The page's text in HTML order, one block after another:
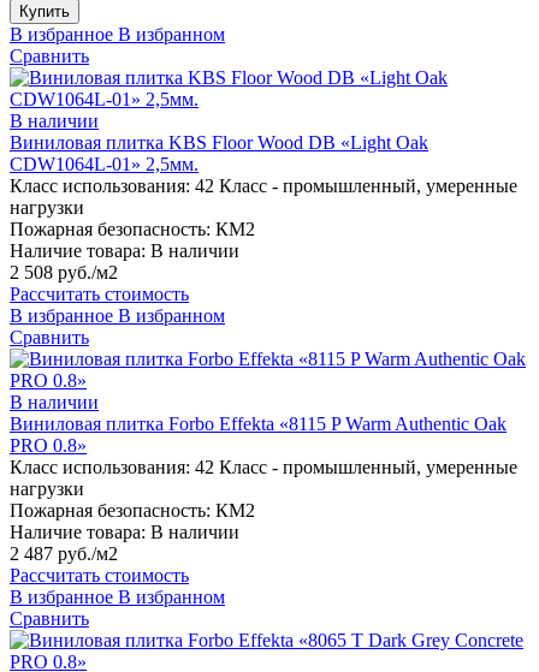
Купить
В избранное В избранном
Сравнить
В наличии
Виниловая плитка KBS Floor Wood DB «Light Oak
CDW1064L-01» 2,5мм.
Класс использования: 42 Класс - промышленный, умеренные
нагрузки
Пожарная безопасность: КМ2
Наличие товара: В наличии
2 508 руб./м2
Рассчитать стоимость
В избранное В избранном
Сравнить
В наличии
Виниловая плитка Forbo Effekta «8115 P Warm Authentic Oak
PRO 0.8»
Класс использования: 42 Класс - промышленный, умеренные
нагрузки
Пожарная безопасность: КМ2
Наличие товара: В наличии
2 487 руб./м2
Рассчитать стоимость
В избранное В избранном
Сравнить